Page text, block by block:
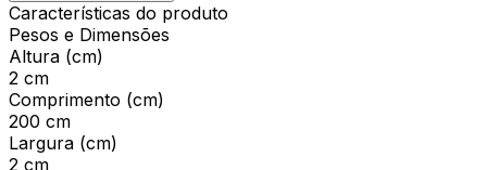
Características do produto
Pesos e Dimensões
Altura (cm)
2 cm
Comprimento (cm)
200 cm
Largura (cm)
2 cm